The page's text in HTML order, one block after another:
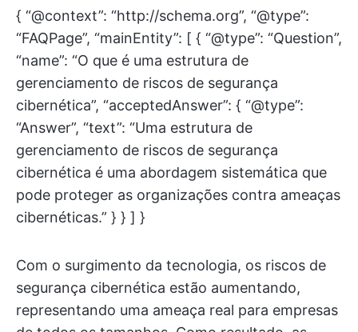
{ “@context”: “http://schema.org”, “@type”:
“FAQPage”, “mainEntity”: [ { “@type”: “Question”,
“name”: “O que é uma estrutura de
gerenciamento de riscos de segurança
cibernética”, “acceptedAnswer”: { “@type”:
“Answer”, “text”: “Uma estrutura de
gerenciamento de riscos de segurança
cibernética é uma abordagem sistemática que
pode proteger as organizações contra ameaças
cibernéticas.” } } ] }
Com o surgimento da tecnologia, os riscos de
segurança cibernética estão aumentando,
representando uma ameaça real para empresas